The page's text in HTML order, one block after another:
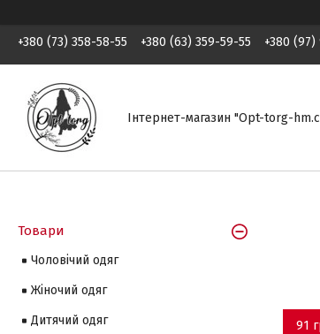
+380 (73) 358-58-55 +380 (63) 359-59-55 +380
Інтернет-магазин "Opt-torg-
91
Товари
Чоловічий одяг
Жіночий одяг
Дитячий одяг